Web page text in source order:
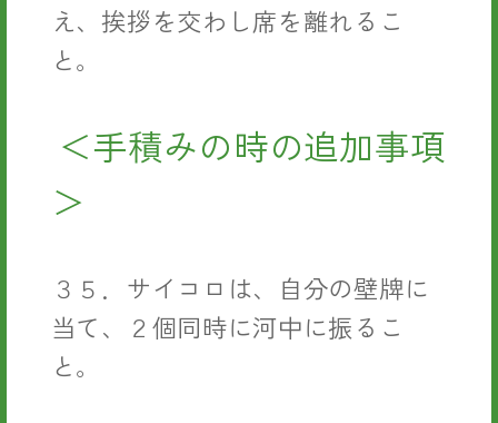
え、挨拶を交わし席を離れるこ
と。
＜手積みの時の追加事項
＞
３５．サイコロは、自分の壁牌に
当て、２個同時に河中に振るこ
と。